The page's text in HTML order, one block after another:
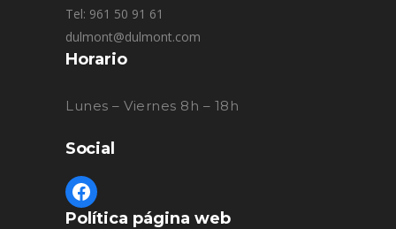
Tel: 961 50 91 61
dulmont@dulmont.com
Horario
Lunes – Viernes 8h – 18h
Social
Política página web